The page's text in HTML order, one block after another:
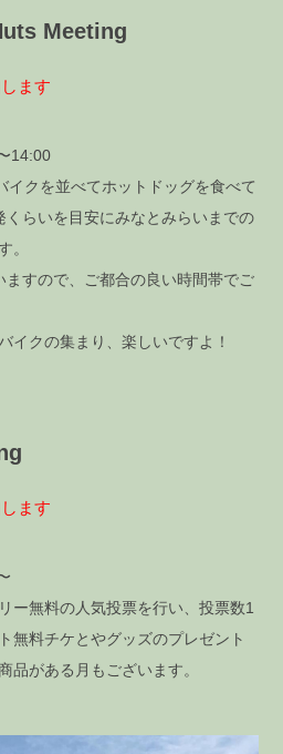
Meeting
ます
14:00
イクを並べてホットドッグを食べて
くらいを目安にみなとみらいまでの
。
すので、ご都合の良い時間帯でご
イクの集まり、楽しいですよ！
ます
ー無料の人気投票を行い、投票数1
無料チケとやグッズのプレゼント
品がある月もございます。